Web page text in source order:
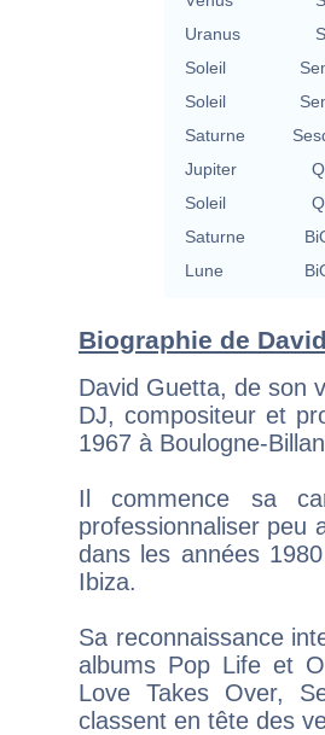
Uranus
Soleil
Soleil
Saturne
Jupiter
Soleil
Saturne
Lune
Biographie de
David Guetta, de son
DJ, compositeur et
1967 à Boulogne-
Il commence sa
professionnaliser peu
dans les années
Ibiza.
Sa reconnaissance
albums Pop Life et
Love Takes Over,
classent en tête des